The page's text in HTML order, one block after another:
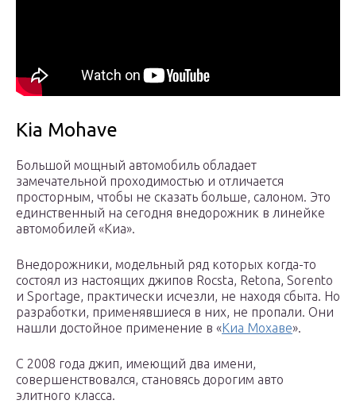
Kia Mohave
Большой мощный автомобиль обладает
замечательной проходимостью и отличается
просторным, чтобы не сказать больше, салоном. Это
единственный на сегодня внедорожник в линейке
автомобилей «Киа».
Внедорожники, модельный ряд которых когда-то
состоял из настоящих джипов Rocsta, Retona, Sorento
и Sportage, практически исчезли, не находя сбыта. Но
разработки, применявшиеся в них, не пропали. Они
нашли достойное применение в «Киа Мохаве».
С 2008 года джип, имеющий два имени,
совершенствовался, становясь дорогим авто
элитного класса.